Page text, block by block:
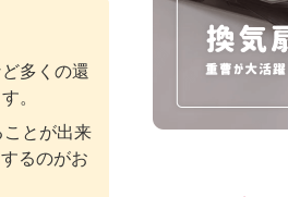
多くの還
。
とが出来
るのがお